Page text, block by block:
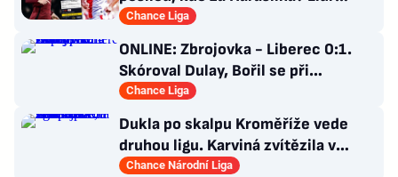
Slavie už v základu
Chance Liga
ONLINE: Zbrojovka - Liberec 0:1.
Skóroval Dulay, Bořil se při
premiéře za Slovan zranil
Chance Liga
Dukla po skalpu Kroměříže vede
druhou ligu. Karviná zvítězila v
Prostějově, slaví i Slavia
Chance Národní Liga